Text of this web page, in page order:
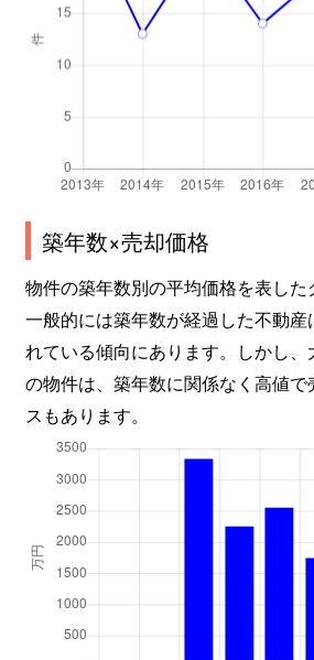
築年数×売却価格
物件の築年数別の平均価格を表した
一般的には築年数が経過した不動産
れている傾向にあります。しかし
の物件は、築年数に関係なく高値
スもあります。